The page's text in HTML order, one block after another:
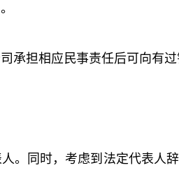
承担相应民事责任后可向有过
。同时，考虑到法定代表人